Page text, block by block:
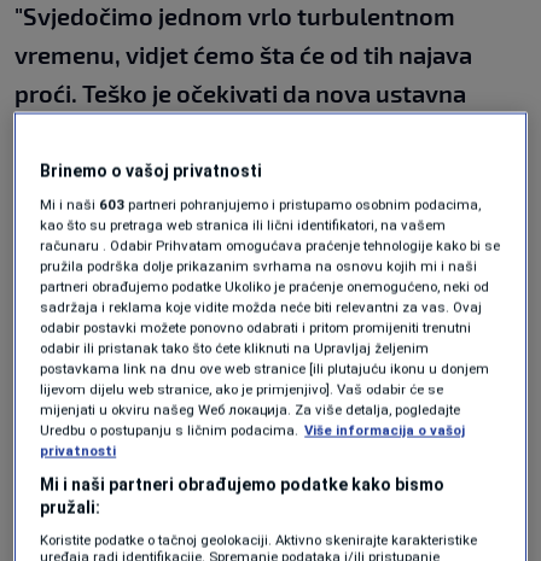
"Svjedočimo jednom vrlo turbulentnom
vremenu, vidjet ćemo šta će od tih najava
proći. Teško je očekivati da nova ustavna
dvotrećinska većina. Mislim da će nas to još
neko vrijeme držati u tenzičnoj situaciji.
Ove najave o hapšenju i sukobljavanju,
apsolutno se treba vratiti u ustavne okvire
bez nekih tenzija. Mislim da će ljudi morati
doći u situaciju u kojoj će prevladati razum i
racionalnost. Ne želim biti neko ko će
dolijevati ulje na vatru. Pozivam sve da vode
računa o ljudima, oni ne žele incidente i
ishitrena rješenja",
Brinemo o vašoj privatnosti
Mi i naši 603 partneri pohranjujemo i pristupamo osobnim podacima,
kao što su pretraga web stranica ili lični identifikatori, na vašem
računaru . Odabir Prihvatam omogućava praćenje tehnologije kako bi se
pružila podrška dolje prikazanim svrhama na osnovu kojih mi i naši
partneri obrađujemo podatke Ukoliko je praćenje onemogućeno, neki od
sadržaja i reklama koje vidite možda neće biti relevantni za vas. Ovaj
odabir postavki možete ponovno odabrati i pritom promijeniti trenutni
odabir ili pristanak tako što ćete kliknuti na Upravljaj željenim
postavkama link na dnu ove web stranice [ili plutajuću ikonu u donjem
lijevom dijelu web stranice, ako je primjenjivo]. Vaš odabir će se
mijenjati u okviru našeg Wеб локација. Za više detalja, pogledajte
Uredbu o postupanju s ličnim podacima. Više informacija o vašoj
privatnosti
Mi i naši partneri obrađujemo podatke kako bismo
pružali:
Koristite podatke o tačnoj geolokaciji. Aktivno skenirajte karakteristike
uređaja radi identifikacije. Spremanje podataka i/ili pristupanje